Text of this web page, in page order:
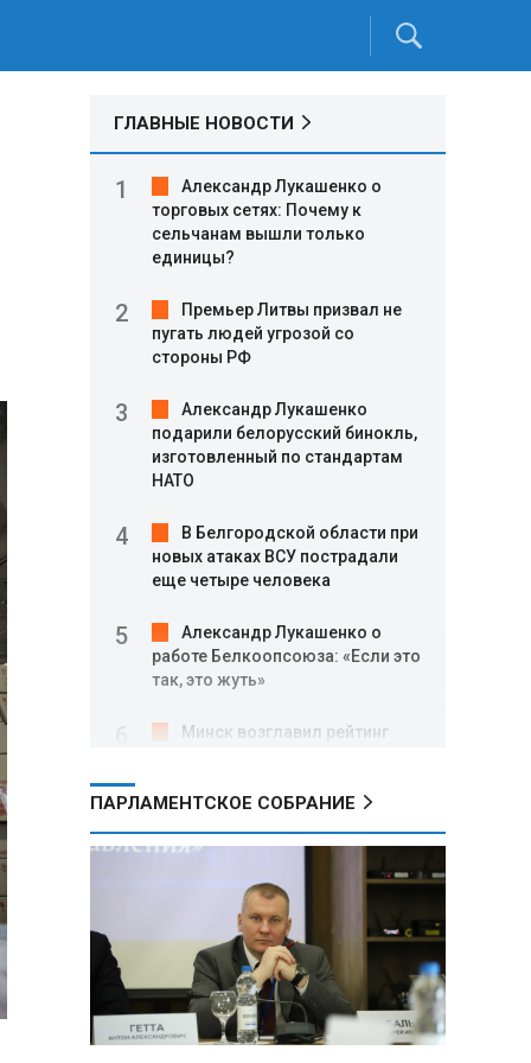
ГЛАВНЫЕ НОВОСТИ
Александр Лукашенко о
торговых сетях: Почему к
сельчанам вышли только
единицы?
Премьер Литвы призвал не
пугать людей угрозой со
стороны РФ
Александр Лукашенко
подарили белорусский бинокль,
изготовленный по стандартам
НАТО
В Белгородской области при
новых атаках ВСУ пострадали
еще четыре человека
Александр Лукашенко о
работе Белкоопсоюза: «Если это
так, это жуть»
Минск возглавил рейтинг
Минобороны РФ: при
освобождении Анискино ВСУ
понесли большие потери, часть
военных сдалась в плен
Александр Лукашенко:
Россияне «услышали батьку» и
скупают пустующие дома в
белорусских деревнях
ПАРЛАМЕНТСКОЕ СОБРАНИЕ